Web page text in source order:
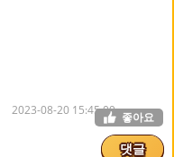
2023-08-20 15:45:09 좋아요
댓글